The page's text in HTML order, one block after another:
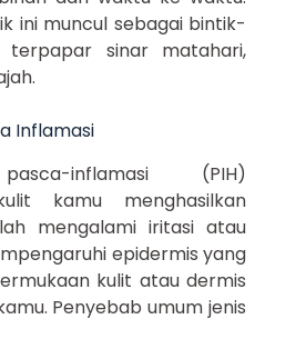
ini muncul sebagai bintik-
sinar matahari,
Inflamasi
inflamasi (PIH)
kamu menghasilkan
mengalami iritasi atau
epidermis yang
kulit atau dermis
Penyebab umum jenis